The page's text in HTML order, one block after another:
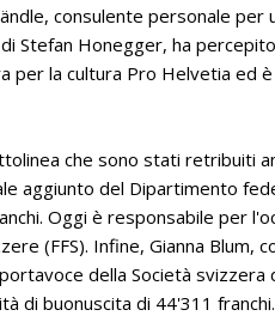
consulente personale per
Stefan Honegger, ha
per la cultura Pro Helvetia ed
che sono stati retribuiti
aggiunto del Dipartimento
Oggi è responsabile per
(FFS). Infine, Gianna Blum,
della Società svizzera
di buonuscita di 44'311 franchi.